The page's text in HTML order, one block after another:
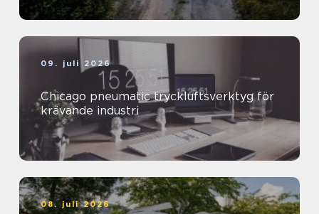
09. juli 2026
Chicago pneumatic tryckluftsverktyg för
krävande industri
08. juli 2026